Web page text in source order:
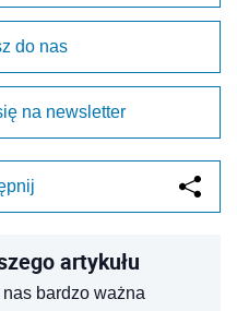
do nas
na newsletter
artykułu
bardzo ważna